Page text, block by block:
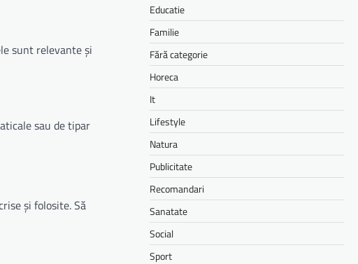
sunt relevante și
sau de tipar
și folosite. Să
Educatie
Familie
Fără categorie
Horeca
It
Lifestyle
Natura
Publicitate
Recomandari
Sanatate
Social
Sport